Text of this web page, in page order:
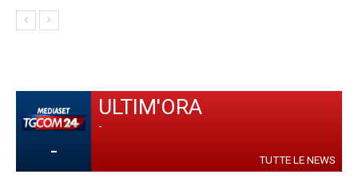
-
ULTIM'ORA
-
TUTTE LE NEWS